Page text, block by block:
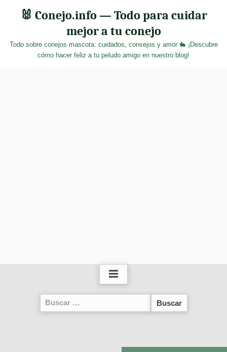
🐰 Conejo.info — Todo para cuidar
mejor a tu conejo
Todo sobre conejos mascota: cuidados, consejos y amor 🐇 ¡Descubre
cómo hacer feliz a tu peludo amigo en nuestro blog!
Buscar: